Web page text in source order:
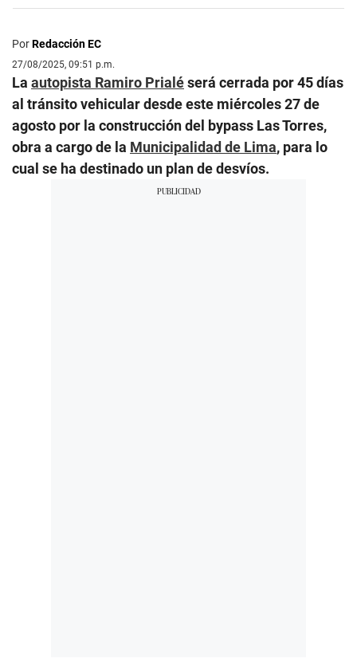
PorRedacción EC
27/08/2025, 09:51 p.m.
La autopista Ramiro Prialéserá cerrada por 45 días
al tránsito vehicular desde este miércoles 27 de
agosto por la construcción del bypass Las Torres,
obra a cargo de la Municipalidad de Lima, para lo
cual se ha destinado un plan de desvíos.